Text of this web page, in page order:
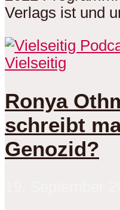
Verlags ist und
Vielseitig
Ronya
schreibt
Genozid?